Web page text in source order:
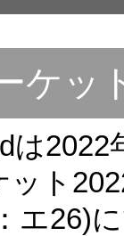
ケッ
は
ト
エ26)